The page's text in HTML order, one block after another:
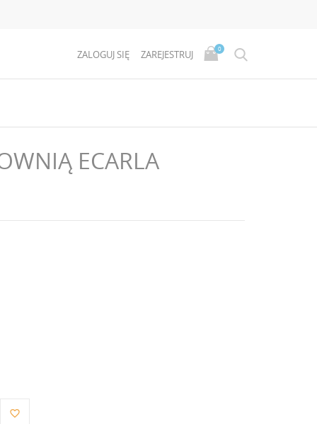
ZALOGUJ SIĘ ZAREJESTRUJ
0
ECARLA
favorite_border